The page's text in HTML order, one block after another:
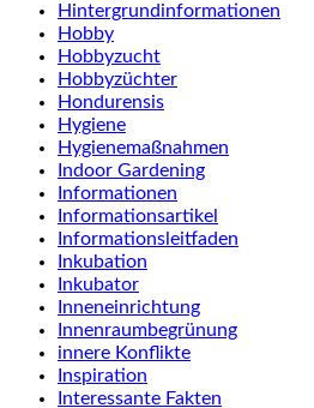
Hintergrundinformationen
Hobby
Hobbyzucht
Hobbyzüchter
Hondurensis
Hygiene
Hygienemaßnahmen
Indoor Gardening
Informationen
Informationsartikel
Informationsleitfaden
Inkubation
Inkubator
Inneneinrichtung
Innenraumbegrünung
innere Konflikte
Inspiration
Interessante Fakten